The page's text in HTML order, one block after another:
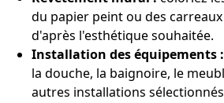
du papier peint ou des
d'après l'esthétique souhaitée.
Installation des équipements :
la douche, la baignoire, le
autres installations sélectionnés